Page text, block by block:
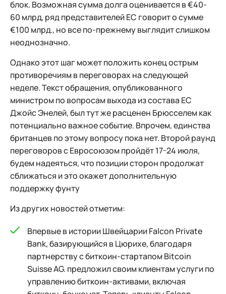
блок. Возможная сумма долга оценивается в €40-
60 млрд, ряд представителей ЕС говорит о сумме
€100 млрд., но все по-прежнему выглядит слишком
неоднозначно.
Однако этот шаг может положить конец острым
противоречиям в переговорах на следующей
неделе. Текст обращения, опубликованного
министром по вопросам выхода из состава ЕС
Джойс Энелей, был тут же расценен Брюсселем как
потенциально важное событие. Впрочем, единства
британцев по этому вопросу пока нет. Второй раунд
переговоров с Евросоюзом пройдёт 17-24 июля,
будем надеяться, что позиции сторон продолжат
сближаться и это окажет дополнительную
поддержку фунту
Из других новостей отметим:
Впервые в истории Швейцарии Falcon Private
Bank, базирующийся в Цюрихе, благодаря
партнерству с биткоин-стартапом Bitcoin
Suisse AG. предложил своим клиентам услуги по
управлению биткоин-активами, включая